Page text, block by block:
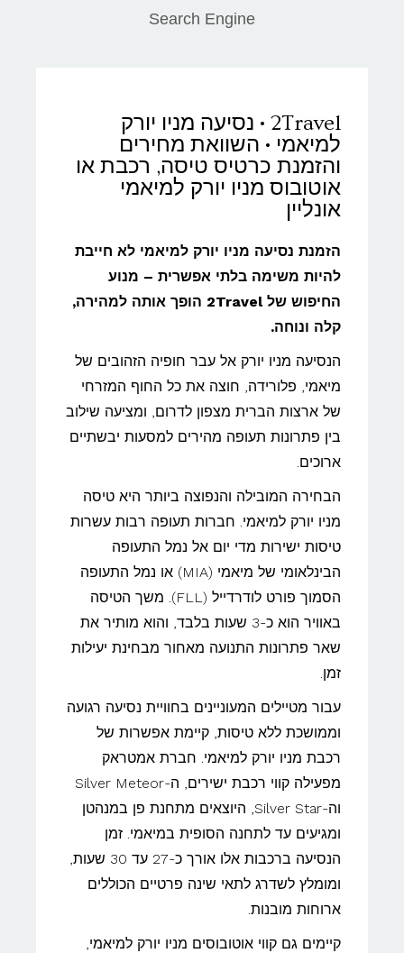
Search Engine
2Travel • נסיעה מניו יורק
למיאמי • השוואת מחירים
והזמנת כרטיס טיסה, רכבת או
אוטובוס מניו יורק למיאמי
אונליין
הזמנת נסיעה מניו יורק למיאמי לא חייבת
להיות משימה בלתי אפשרית – מנוע
החיפוש של 2Travel הופך אותה למהירה,
קלה ונוחה.
הנסיעה מניו יורק אל עבר חופיה הזהובים של
מיאמי, פלורידה, חוצה את כל החוף המזרחי
של ארצות הברית מצפון לדרום, ומציעה שילוב
בין פתרונות תעופה מהירים למסעות יבשתיים
ארוכים.
הבחירה המובילה והנפוצה ביותר היא טיסה
מניו יורק למיאמי. חברות תעופה רבות עשרות
טיסות ישירות מדי יום אל נמל התעופה
הבינלאומי של מיאמי (MIA) או נמל התעופה
הסמוך פורט לודרדייל (FLL). משך הטיסה
באוויר הוא כ-3 שעות בלבד, והוא מותיר את
שאר פתרונות התנועה מאחור מבחינת יעילות
זמן.
עבור מטיילים המעוניינים בחוויית נסיעה רגועה
וממושכת ללא טיסות, קיימת אפשרות של
רכבת מניו יורק למיאמי. חברת אמטראק
מפעילה קווי רכבת ישירים, ה-Silver Meteor
וה-Silver Star, היוצאים מתחנת פן במנהטן
ומגיעים עד לתחנה הסופית במיאמי. זמן
הנסיעה ברכבות אלו אורך כ-27 עד 30 שעות,
ומומלץ לשדרג לתאי שינה פרטיים הכוללים
ארוחות מובנות.
קיימים גם קווי אוטובוסים מניו יורק למיאמי,